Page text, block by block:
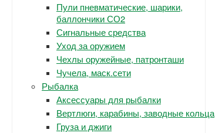
Пули пневматические, шарики,
баллончики СО2
Сигнальные средства
Уход за оружием
Чехлы оружейные, патронташи
Чучела, маск.сети
Рыбалка
Аксессуары для рыбалки
Вертлюги, карабины, заводные кольца
Груза и джиги